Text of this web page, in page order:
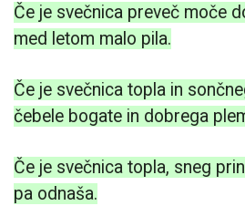
Če je svečnica preveč moče
med letom malo pila.
Če je svečnica topla in
čebele bogate in dobrega
Če je svečnica topla, sneg
pa odnaša.